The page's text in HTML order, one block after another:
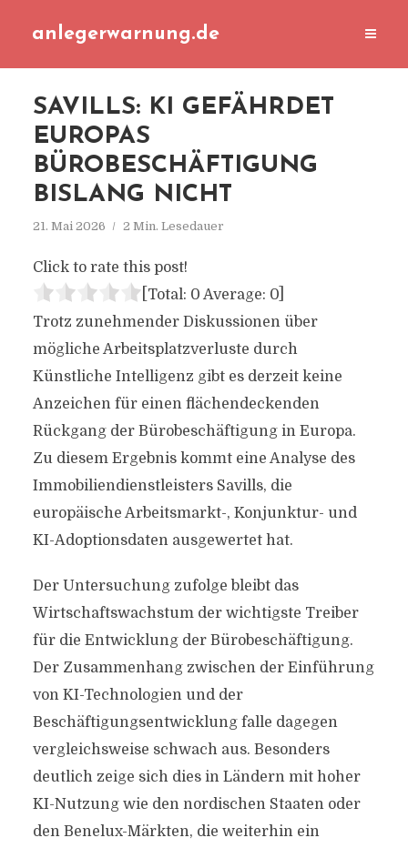
anlegerwarnung.de
SAVILLS: KI GEFÄHRDET
EUROPAS
BÜROBESCHÄFTIGUNG
BISLANG NICHT
21. Mai 2026 2 Min. Lesedauer
Click to rate this post!
[Total: 0 Average: 0]
Trotz zunehmender Diskussionen über
mögliche Arbeitsplatzverluste durch
Künstliche Intelligenz gibt es derzeit keine
Anzeichen für einen flächendeckenden
Rückgang der Bürobeschäftigung in Europa.
Zu diesem Ergebnis kommt eine Analyse des
Immobiliendienstleisters Savills, die
europäische Arbeitsmarkt-, Konjunktur- und
KI-Adoptionsdaten ausgewertet hat.
Der Untersuchung zufolge bleibt das
Wirtschaftswachstum der wichtigste Treiber
für die Entwicklung der Bürobeschäftigung.
Der Zusammenhang zwischen der Einführung
von KI-Technologien und der
Beschäftigungsentwicklung falle dagegen
vergleichsweise schwach aus. Besonders
deutlich zeige sich dies in Ländern mit hoher
KI-Nutzung wie den nordischen Staaten oder
den Benelux-Märkten, die weiterhin ein